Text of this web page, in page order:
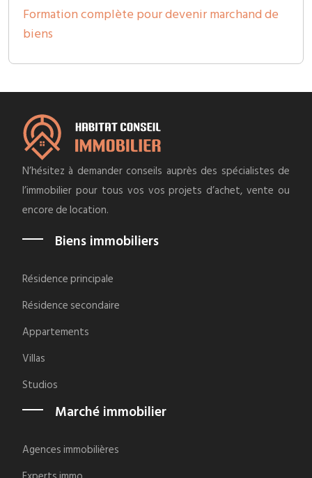
Formation complète pour devenir marchand de
biens
N’hésitez à demander conseils auprès des spécialistes de
l’immobilier pour tous vos vos projets d’achet, vente ou
encore de location.
Biens immobiliers
Résidence principale
Résidence secondaire
Appartements
Villas
Studios
Marché immobilier
Agences immobilières